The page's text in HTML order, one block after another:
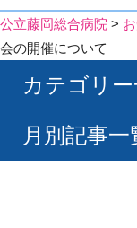
公立藤岡総合病院 >
会の開催について
カテゴリ
月別記事一